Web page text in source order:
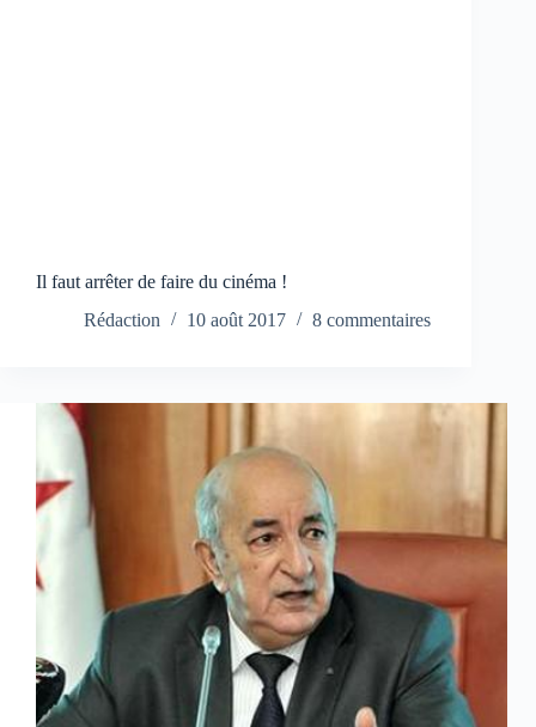
Il faut arrêter de faire du cinéma !
Rédaction
10 août 2017 8 commentaires